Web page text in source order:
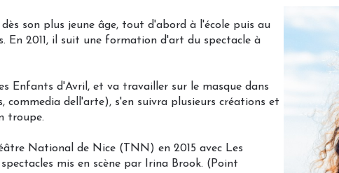
son plus jeune âge, tout d'abord à l'école puis au
En 2011, il suit une formation d'art du spectacle à
Enfants d'Avril, et va travailler sur le masque dans
dell'arte), s'en suivra plusieurs créations et
troupe.
National de Nice (TNN) en 2015 avec Les
mis en scène par Irina Brook. (Point